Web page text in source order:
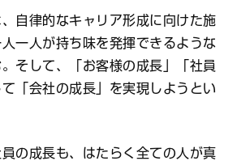
、自律的なキャリア形成に向けた施
一人が持ち味を発揮できるような
そして、「お客様の成長」「社員
「会社の成長」を実現しようとい
員の成長も、はたらく全ての人が真